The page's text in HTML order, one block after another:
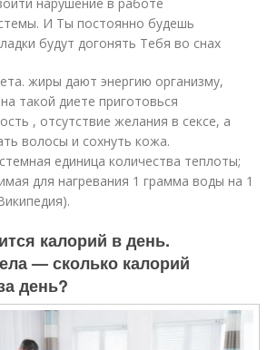
И Ты постоянно будешь
будут догонять Тебя во снах
жиры дают энергию организму,
такой диете приготовься
, отсутствие желания в сексе, а
волосы и сохнуть кожа.
единица количества теплоты;
для нагревания 1 грамма воды на 1
калорий в день.
— сколько калорий
день?